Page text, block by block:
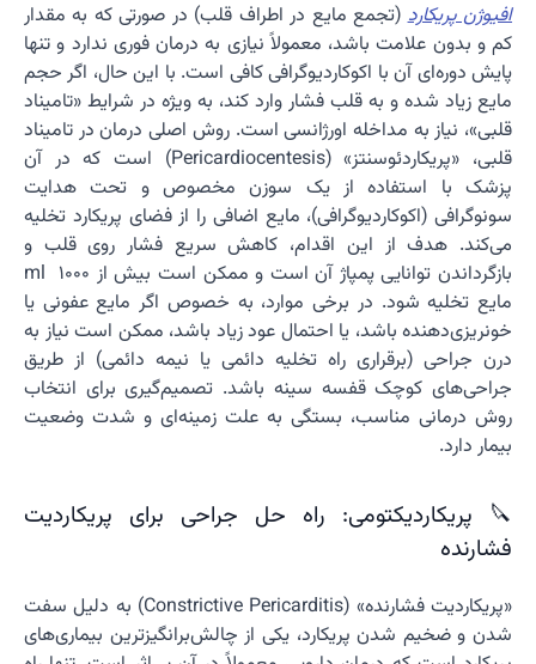
افیوژن پریکارد(تجمع مایع در اطراف قلب) در صورتی که به مقدار
کم و بدون علامت باشد، معمولاً نیازی به درمان فوری ندارد و تنها
پایش دوره‌ای آن با اکوکاردیوگرافی کافی است. با این حال، اگر حجم
مایع زیاد شده و به قلب فشار وارد کند، به ویژه در شرایط «تامیناد
قلبی»، نیاز به مداخله اورژانسی است. روش اصلی درمان در تامیناد
قلبی، «پریکاردئوسنتز» (Pericardiocentesis) است که در آن
پزشک با استفاده از یک سوزن مخصوص و تحت هدایت
سونوگرافی (اکوکاردیوگرافی)، مایع اضافی را از فضای پریکارد تخلیه
می‌کند. هدف از این اقدام، کاهش سریع فشار روی قلب و
بازگرداندن توانایی پمپاژ آن است و ممکن است بیش از 1000 ml
مایع تخلیه شود. در برخی موارد، به خصوص اگر مایع عفونی یا
خونریزی‌دهنده باشد، یا احتمال عود زیاد باشد، ممکن است نیاز به
درن جراحی (برقراری راه تخلیه دائمی یا نیمه دائمی) از طریق
جراحی‌های کوچک قفسه سینه باشد. تصمیم‌گیری برای انتخاب
روش درمانی مناسب، بستگی به علت زمینه‌ای و شدت وضعیت
بیمار دارد.
🔪 پریکاردیکتومی: راه حل جراحی برای پریکاردیت
فشارنده
«پریکاردیت فشارنده» (Constrictive Pericarditis) به دلیل سفت
شدن و ضخیم شدن پریکارد، یکی از چالش‌برانگیزترین بیماری‌های